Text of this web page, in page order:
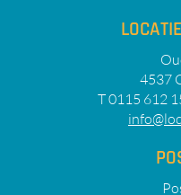
4537
T 0115 612